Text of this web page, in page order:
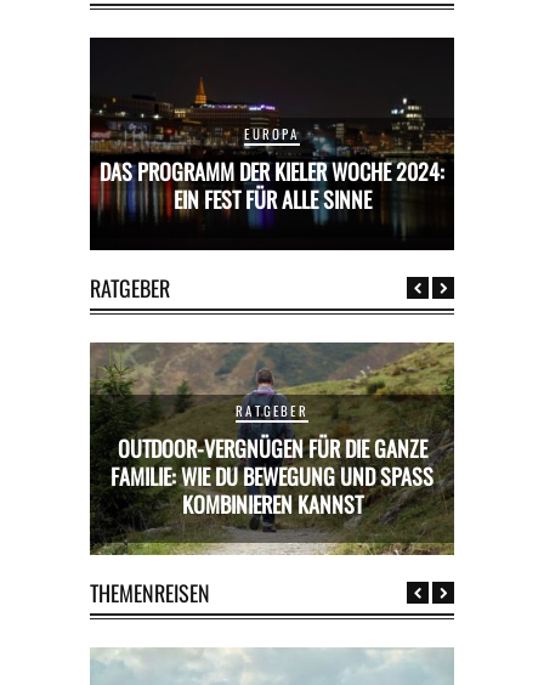
EUROPA
DAS PROGRAMM DER KIELER WOCHE 2024:
EIN FEST FÜR ALLE SINNE
RATGEBER
RATGEBER
OUTDOOR-VERGNÜGEN FÜR DIE GANZE
FAMILIE: WIE DU BEWEGUNG UND SPASS K
OMBINIEREN KANNST
THEMENREISEN